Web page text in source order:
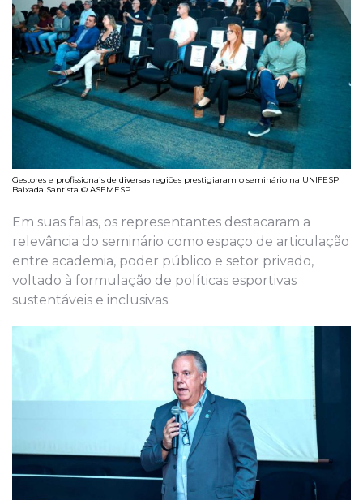
Gestores e profissionais de diversas regiões prestigiaram o seminário na UNIFESP
Baixada Santista © ASEMESP
Em suas falas, os representantes destacaram a
relevância do seminário como espaço de articulação
entre academia, poder público e setor privado,
voltado à formulação de políticas esportivas
sustentáveis e inclusivas.